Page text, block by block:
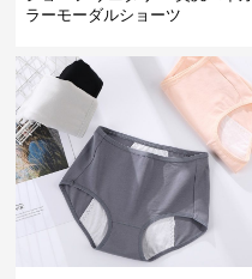
ラーモーダルショーツ